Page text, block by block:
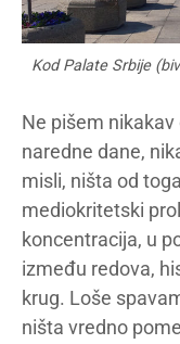
Kod Palate Srbije
Ne pišem
naredne dane,
misli, ništa od
mediokritetski
koncentracija, u
između redova,
krug. Loše
ništa vredno